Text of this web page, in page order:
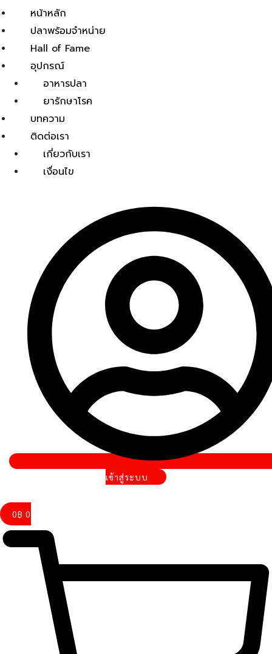
หน้าหลัก
ปลาพร้อมจำหน่าย
Hall of Fame
อุปกรณ์
อาหารปลา
ยารักษาโรค
บทความ
ติดต่อเรา
เกี่ยวกับเรา
เงื่อนไข
เข้าสู่ระบบ
0฿ 0